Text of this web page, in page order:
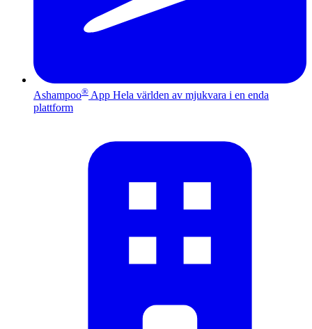
Ashampoo® App Hela världen av mjukvara i en enda
plattform